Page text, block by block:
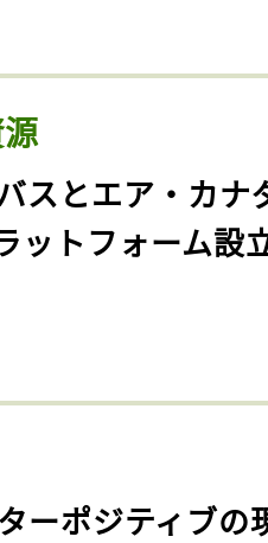
スとエア・カナ
ットフォーム設
ーポジティブの